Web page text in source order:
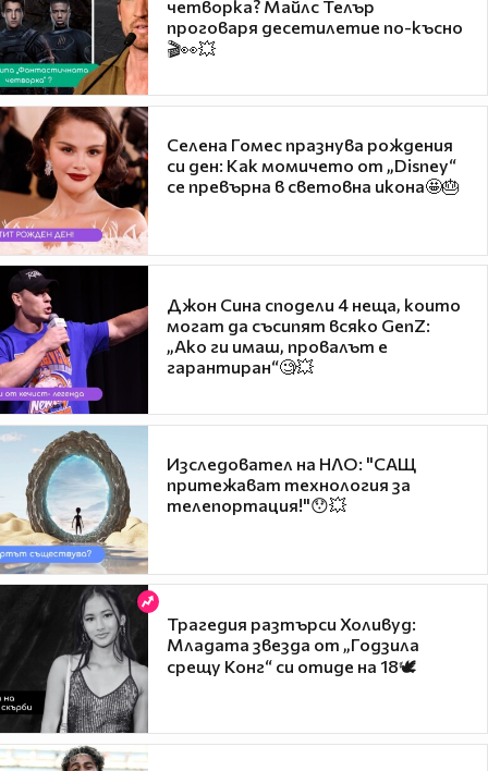
четворка? Майлс Телър
проговаря десетилетие по-късно
🎬👀💥
Селена Гомес празнува рождения
си ден: Как момичето от „Disney“
се превърна в световна икона🤩🎂
Джон Сина сподели 4 неща, които
могат да съсипят всяко GenZ:
„Ако ги имаш, провалът е
гарантиран“🧐💥
Изследовател на НЛО: "САЩ
притежават технология за
телепортация!"😯💥
Трагедия разтърси Холивуд:
Младата звезда от „Годзила
срещу Конг“ си отиде на 18🕊️